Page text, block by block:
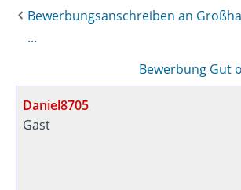
Bewerbungsanschreiben an
...
Bewerbung Gut
Daniel8705
Gast